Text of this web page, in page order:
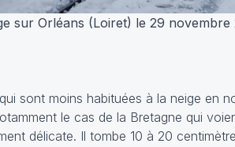
sur Orléans (Loiret) le 29 novembre
sont moins habituées à la neige en
le cas de la Bretagne qui
délicate. Il tombe 10 à 20